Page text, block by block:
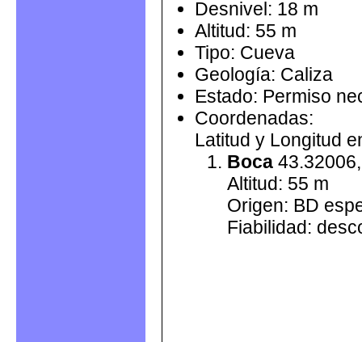
Desnivel: 18 m
Altitud: 55 m
Tipo: Cueva
Geología: Caliza
Estado: Permiso
Coordenadas:
Latitud y Longitud
Boca
Altitud: 55 m
Origen: BD
Fiabilidad: